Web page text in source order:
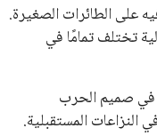
على الطائرات الصغيرة.
تختلف تمامًا في
في صميم الحرب
المستقبلية.